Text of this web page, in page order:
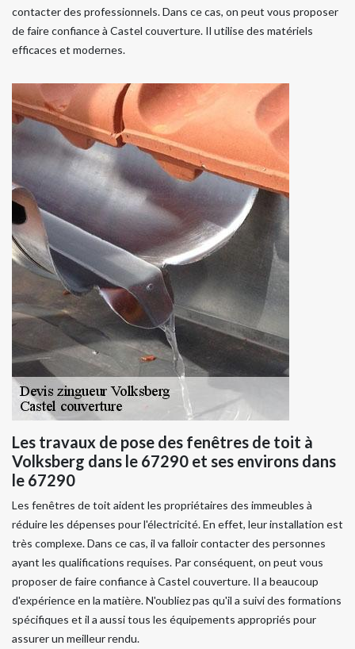
contacter des professionnels. Dans ce cas, on peut vous proposer
de faire confiance à Castel couverture. Il utilise des matériels
efficaces et modernes.
Les travaux de pose des fenêtres de toit à
Volksberg dans le 67290 et ses environs dans
le 67290
Les fenêtres de toit aident les propriétaires des immeubles à
réduire les dépenses pour l'électricité. En effet, leur installation est
très complexe. Dans ce cas, il va falloir contacter des personnes
ayant les qualifications requises. Par conséquent, on peut vous
proposer de faire confiance à Castel couverture. Il a beaucoup
d'expérience en la matière. N'oubliez pas qu'il a suivi des formations
spécifiques et il a aussi tous les équipements appropriés pour
assurer un meilleur rendu.